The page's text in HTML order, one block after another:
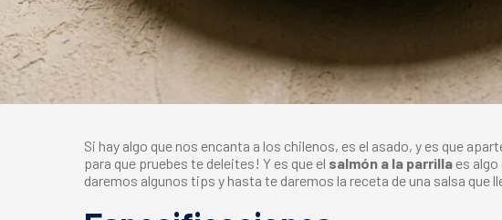
Si hay algo que nos encanta a los chilenos, es el asado, y es que
para que pruebes te deleites! Y es que el salmón a la parrilla es
daremos algunos tips y hasta te daremos la receta de una salsa que